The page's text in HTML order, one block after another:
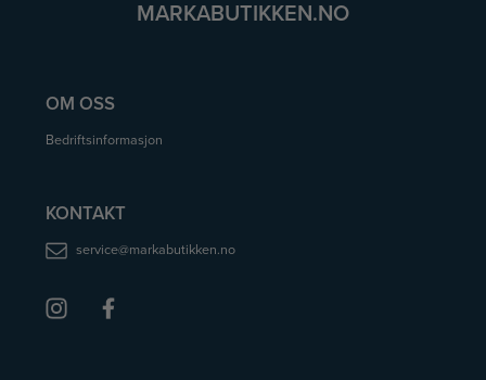
MARKABUTIKKEN.NO
OM OSS
Bedriftsinformasjon
KONTAKT
service@markabutikken.no